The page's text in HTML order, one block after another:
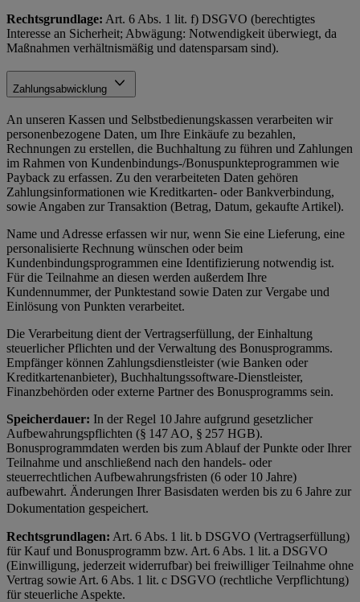
Rechtsgrundlage: Art. 6 Abs. 1 lit. f) DSGVO (berechtigtes
Interesse an Sicherheit; Abwägung: Notwendigkeit überwiegt, da
Maßnahmen verhältnismäßig und datensparsam sind).
Zahlungsabwicklung
An unseren Kassen und Selbstbedienungskassen verarbeiten wir
personenbezogene Daten, um Ihre Einkäufe zu bezahlen,
Rechnungen zu erstellen, die Buchhaltung zu führen und Zahlungen
im Rahmen von Kundenbindungs-/Bonuspunkteprogrammen wie
Payback zu erfassen. Zu den verarbeiteten Daten gehören
Zahlungsinformationen wie Kreditkarten- oder Bankverbindung,
sowie Angaben zur Transaktion (Betrag, Datum, gekaufte Artikel).
Name und Adresse erfassen wir nur, wenn Sie eine Lieferung, eine
personalisierte Rechnung wünschen oder beim
Kundenbindungsprogrammen eine Identifizierung notwendig ist.
Für die Teilnahme an diesen werden außerdem Ihre
Kundennummer, der Punktestand sowie Daten zur Vergabe und
Einlösung von Punkten verarbeitet.
Die Verarbeitung dient der Vertragserfüllung, der Einhaltung
steuerlicher Pflichten und der Verwaltung des Bonusprogramms.
Empfänger können Zahlungsdienstleister (wie Banken oder
Kreditkartenanbieter), Buchhaltungssoftware-Dienstleister,
Finanzbehörden oder externe Partner des Bonusprogramms sein.
Speicherdauer: In der Regel 10 Jahre aufgrund gesetzlicher
Aufbewahrungspflichten (§ 147 AO, § 257 HGB).
Bonusprogrammdaten werden bis zum Ablauf der Punkte oder Ihrer
Teilnahme und anschließend nach den handels- oder
steuerrechtlichen Aufbewahrungsfristen (6 oder 10 Jahre)
aufbewahrt. Änderungen Ihrer Basisdaten werden bis zu 6 Jahre zur
Dokumentation gespeichert.
Rechtsgrundlagen: Art. 6 Abs. 1 lit. b DSGVO (Vertragserfüllung)
für Kauf und Bonusprogramm bzw. Art. 6 Abs. 1 lit. a DSGVO
(Einwilligung, jederzeit widerrufbar) bei freiwilliger Teilnahme ohne
Vertrag sowie Art. 6 Abs. 1 lit. c DSGVO (rechtliche Verpflichtung)
für steuerliche Aspekte.